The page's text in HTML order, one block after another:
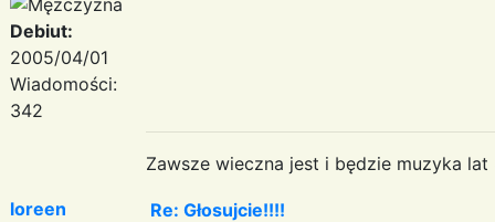
Debiut:
2005/04/01
Wiadomości:
342
Zawsze wieczna jest i będzie muzyka
loreen
Re: Głosujcie!!!!